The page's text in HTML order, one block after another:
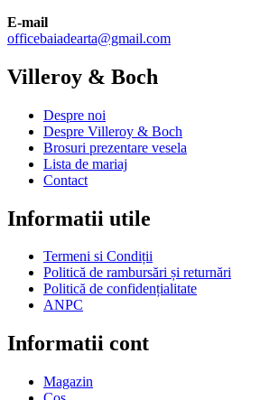
E-mail
officebaiadearta@gmail.com
Villeroy & Boch
Despre noi
Despre Villeroy & Boch
Brosuri prezentare vesela
Lista de mariaj
Contact
Informatii utile
Termeni si Condiții
Politică de rambursări și returnări
Politică de confidențialitate
ANPC
Informatii cont
Magazin